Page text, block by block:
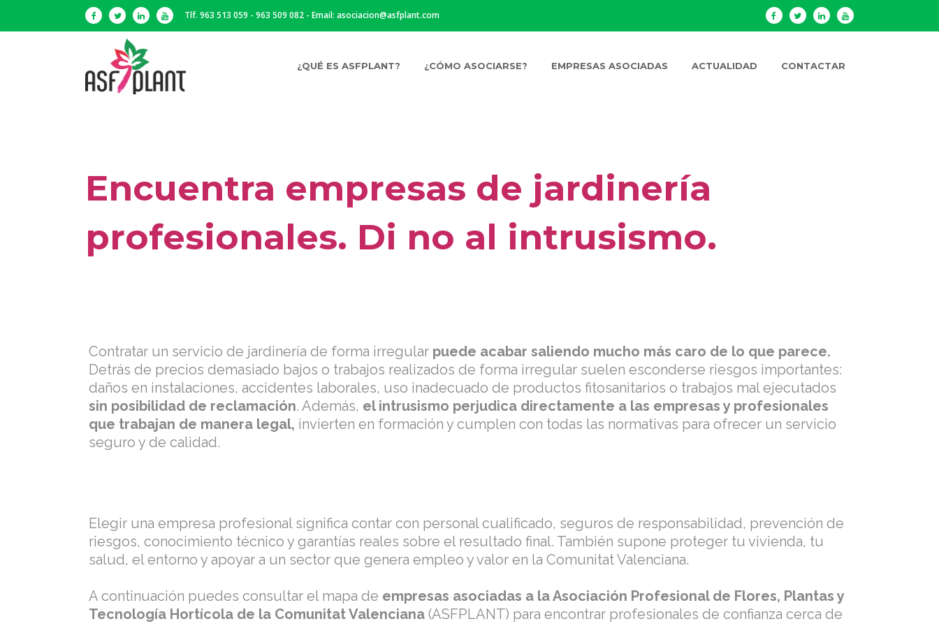
Tlf. 963 513 059 - 963 509 082 - Email: asociacion@asfplant.com
¿QUÉ ES ASFPLANT? ¿CÓMO ASOCIARSE? EMPRESAS ASOCIADAS ACTUALIDAD CONTACTAR
Encuentra empresas de jardinería
profesionales. Di no al intrusismo.
Contratar un servicio de jardinería de forma irregular puede acabar saliendo mucho más caro de lo que parece.
Detrás de precios demasiado bajos o trabajos realizados de forma irregular suelen esconderse riesgos importantes:
daños en instalaciones, accidentes laborales, uso inadecuado de productos fitosanitarios o trabajos mal ejecutados
sin posibilidad de reclamación. Además, el intrusismo perjudica directamente a las empresas y profesionales
que trabajan de manera legal, invierten en formación y cumplen con todas las normativas para ofrecer un servicio
seguro y de calidad.
Elegir una empresa profesional significa contar con personal cualificado, seguros de responsabilidad, prevención de
riesgos, conocimiento técnico y garantías reales sobre el resultado final. También supone proteger tu vivienda, tu
salud, el entorno y apoyar a un sector que genera empleo y valor en la Comunitat Valenciana.
A continuación puedes consultar el mapa de empresas asociadas a la Asociación Profesional de Flores, Plantas y
Tecnología Hortícola de la Comunitat Valenciana (ASFPLANT) para encontrar profesionales de confianza cerca de